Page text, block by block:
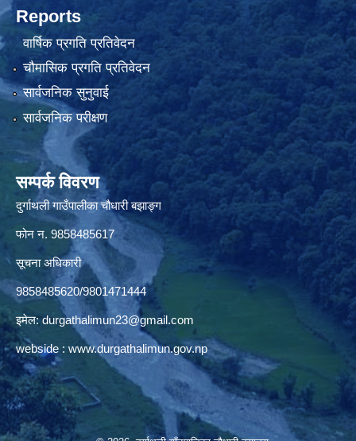
Reports
वार्षिक प्रगति प्रतिवेदन
चौमासिक प्रगति प्रतिवेदन
सार्वजनिक सुनुवाई
सार्वजनिक परीक्षण
सम्पर्क विवरण
दुर्गाथली गाउँपालीका चौधारी बझाङ्ग
फोन न.‌ 9858485617
सूचना अधिकारी
9858485620/9801471444
इमेल: durgathalimun23@gmail.com
webside : www.durgathalimun.gov.np